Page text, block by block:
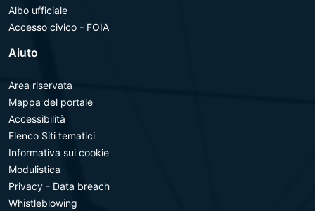
Albo ufficiale
Accesso civico - FOIA
Aiuto
Area riservata
Mappa del portale
Accessibilità
Elenco Siti tematici
Informativa sui cookie
Modulistica
Privacy - Data breach
Whistleblowing